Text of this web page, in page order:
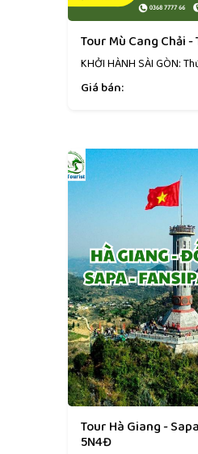
Tour Mù Cang Chải -
KHỞI HÀNH SÀI GÒN:
Giá bán:
Tour Hà Giang -
5N4Đ